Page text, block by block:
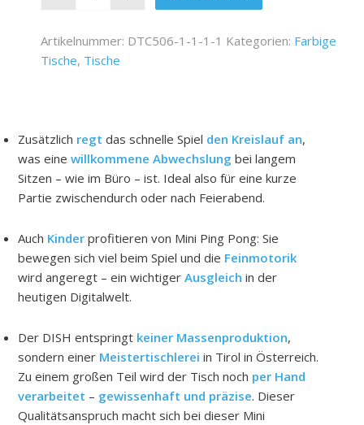
Artikelnummer: DTC506-1-1-1-1 Kategorien: Farbige
Tische, Tische
Zusätzlich regt das schnelle Spiel den Kreislauf an,
was eine willkommene Abwechslung bei langem
Sitzen – wie im Büro – ist. Ideal also für eine kurze
Partie zwischendurch oder nach Feierabend.
Auch Kinder profitieren von Mini Ping Pong: Sie
bewegen sich viel beim Spiel und die Feinmotorik
wird angeregt – ein wichtiger Ausgleich in der
heutigen Digitalwelt.
Der DISH entspringt keiner Massenproduktion,
sondern einer Meistertischlerei in Tirol in Österreich.
Zu einem großen Teil wird der Tisch noch per Hand
verarbeitet – gewissenhaft und präzise. Dieser
Qualitätsanspruch macht sich bei dieser Mini